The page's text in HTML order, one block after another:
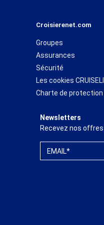
Croisierenet.com
Groupes
Assurances
Sécurité
Les cookies
Charte de
Newsletters
Recevez nos
EMAIL*